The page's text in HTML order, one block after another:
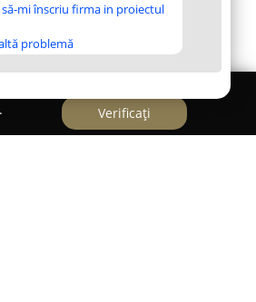
mi înscriu firma in proiectul
problemă
Verificați